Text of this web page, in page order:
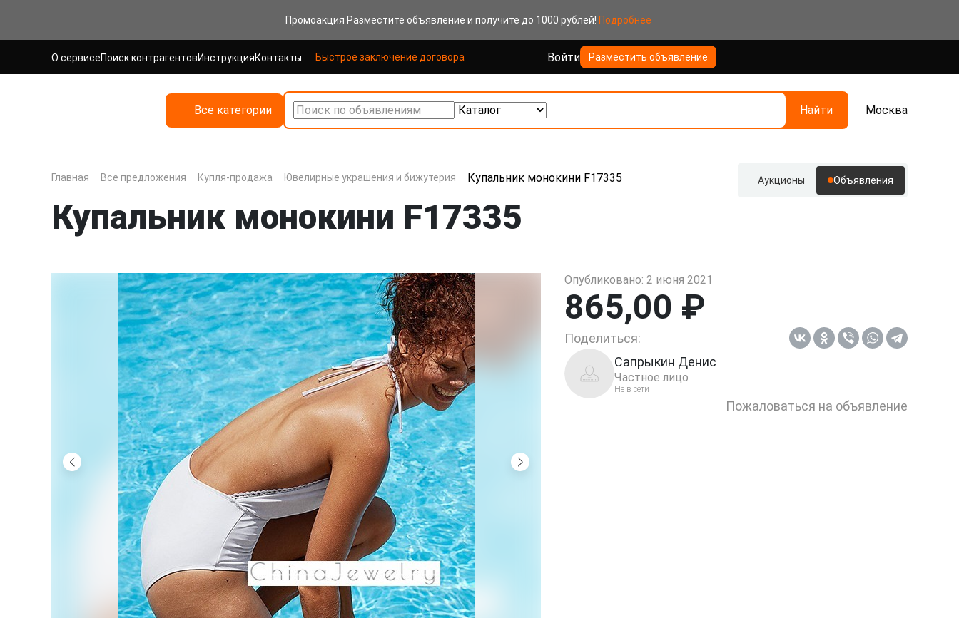
Промоакция Разместите объявление и получите до 1000 рублей! Подробнее
О сервисеПоиск контрагентовИнструкцияКонтакты Быстрое заключение договора Войти Разместить объявление
Все категории Поиск по объявлениям Найти Москва
Главная Все предложения Купля-продажа Ювелирные украшения и бижутерия Купальник монокини F17335 Аукционы Объявления
Купальник монокини F17335
Опубликовано: 2 июня 2021
865,00 ₽
Поделиться:
Сапрыкин Денис
Частное лицо
Не в сети
Пожаловаться на объявление